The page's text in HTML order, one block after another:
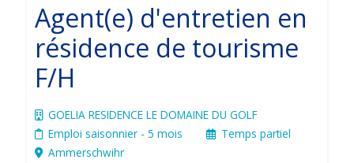
Agent(e) d'entretien en
résidence de tourisme
F/H
GOELIA RESIDENCE LE DOMAINE DU GOLF
Emploi saisonnier - 5 mois
Temps partiel
Ammerschwihr